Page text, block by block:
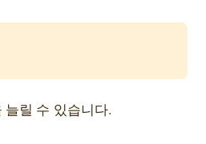
릴 수 있습니다.